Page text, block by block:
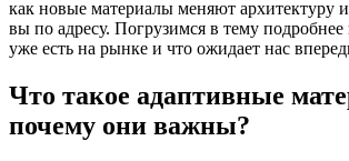
как новые материалы меняют архитектуру
вы по адресу. Погрузимся в тему
уже есть на рынке и что ожидает нас
Что такое адаптивные
почему они важны?